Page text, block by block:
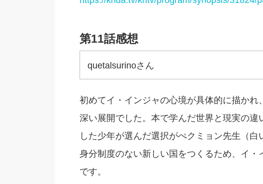
第11話感想
quetalsurinoさん
初めてイ・インジャの心境が具体的に描か
深い展開でした。本で学んだ世界と現実の
した少年が選んだ選択がぺクミョン先生（白
身分制度のない新しい国をつくるため、イ
です。